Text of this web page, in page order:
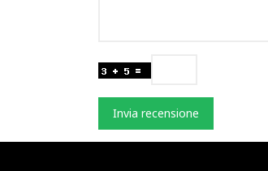
Invia recensione